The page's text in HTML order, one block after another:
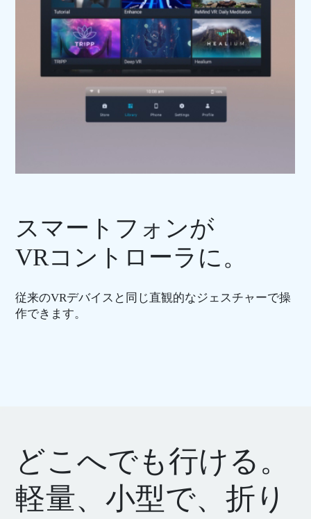
スマートフォンが
VRコントローラに。
従来のVRデバイスと同じ直観的なジェスチャーで操
作できます。
どこへでも行ける。
軽量、小型で、折り